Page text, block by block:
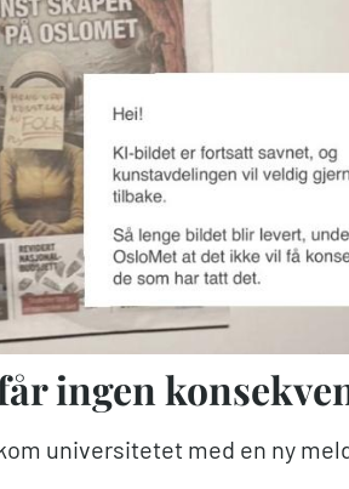
ingen
universitetet med en ny